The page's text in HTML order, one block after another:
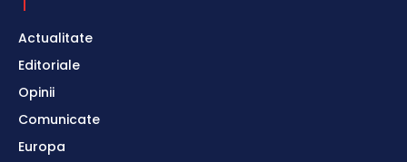
Actualitate
Editoriale
Opinii
Comunicate
Europa